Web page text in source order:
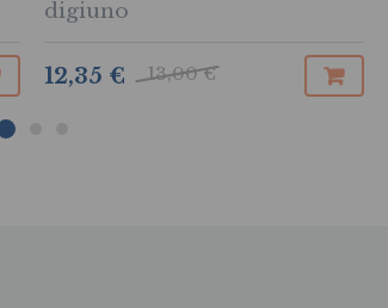
digiuno
13,00 €
12,35 €